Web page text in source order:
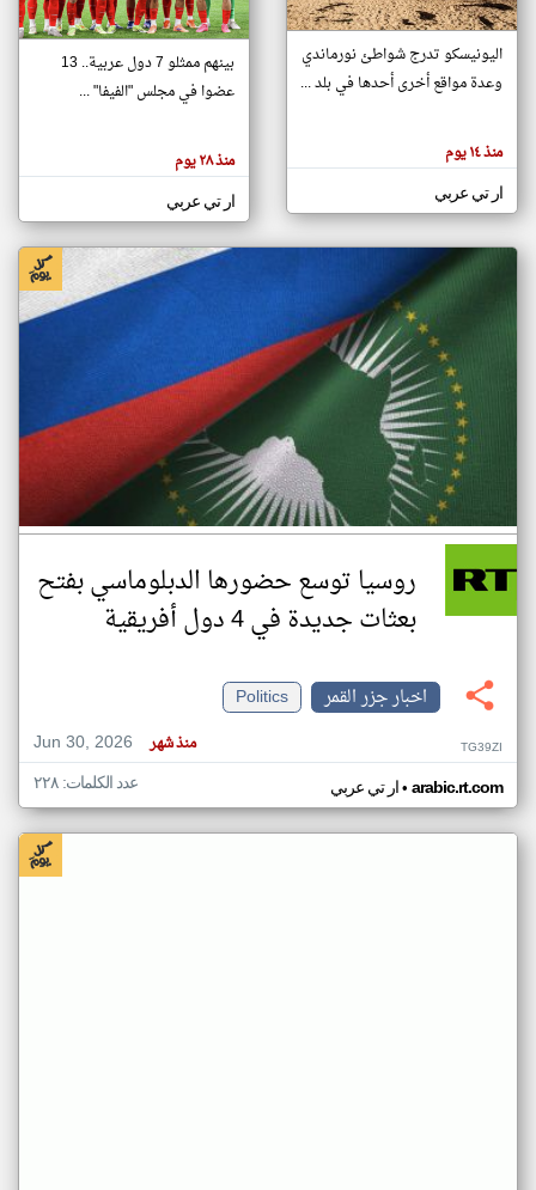
تغيير الدولة
اخبار جزر القمر على مدار الساعة
أهم اخبار جزر القمر العاجلة والمباشرة
هنا عن
وجهة
كاتبيها.
اليونيسكو تدرج شواطئ نورماندي
وعدة مواقع أخرى أحدها في بلد ...
منذ ١٤ يوم
ار تي عربي
بينهم ممثلو 7 دول عربية.. 13
عضوا في مجلس "الفيفا" ...
منذ ٢٨ يوم
ار تي عربي
روسيا توسع حضورها الدبلوماسي بفتح
بعثات جديدة في 4 دول أفريقية
اخبار جزر القمر
Politics
Jun 30, 2026
منذ شهر TG39ZI
ار تي عربي• arabic.rt.com عدد الكلمات: ٢٢٨
klyoum.com